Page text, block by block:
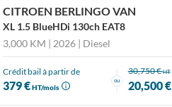
CITROEN BERLINGO VAN
XL 1.5 BlueHDi 130ch EAT8
3,000 KM | 2026 | Diesel
Crédit bail à partir de
379 €HT/mois
ou
30,750 €HT
20,500 €